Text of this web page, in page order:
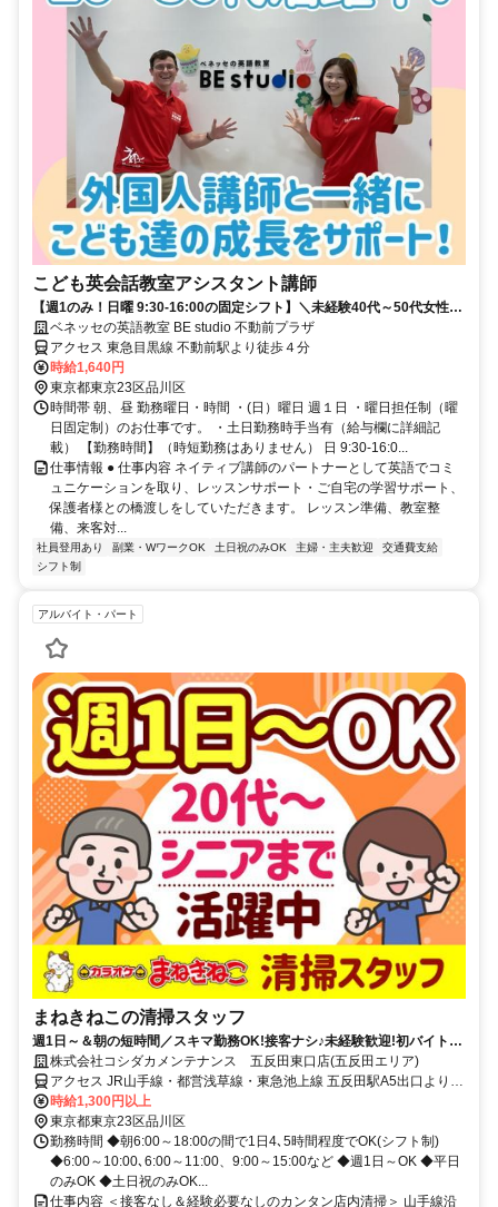
こども英会話教室アシスタント講師
【週1のみ！日曜 9:30-16:00の固定シフト】＼未経験40代～50代女性中
心に活躍する職場です／
ベネッセの英語教室 BE studio 不動前プラザ
アクセス 東急目黒線 不動前駅より徒歩４分
時給1,640円
東京都東京23区品川区
時間帯 朝、昼 勤務曜日・時間 ・(日）曜日 週１日 ・曜日担任制（曜
日固定制）のお仕事です。 ・土日勤務時手当有（給与欄に詳細記
載） 【勤務時間】（時短勤務はありません） 日 9:30-16:0...
仕事情報 ● 仕事内容 ネイティブ講師のパートナーとして英語でコミ
ュニケーションを取り、レッスンサポート・ご自宅の学習サポート、
保護者様との橋渡しをしていただきます。 レッスン準備、教室整
備、来客対...
社員登用あり 副業・WワークOK 土日祝のみOK 主婦・主夫歓迎
交通費支給
シフト制
アルバイト・パート
まねきねこの清掃スタッフ
週1日～＆朝の短時間／スキマ勤務OK!接客ナシ♪未経験歓迎!初バイト・
初パートにもピッタリ★簡単もくもくお掃除専属スタッフ!
株式会社コシダカメンテナンス 五反田東口店(五反田エリア)
アクセス JR山手線・都営浅草線・東急池上線 五反田駅A5出口より徒
歩1分
時給1,300円以上
東京都東京23区品川区
勤務時間 ◆朝6:00～18:00の間で1日4､5時間程度でOK(シフト制)
◆6:00～10:00､6:00～11:00、9:00～15:00など ◆週1日～OK ◆平日
のみOK ◆土日祝のみOK...
仕事内容 ＜接客なし＆経験必要なしのカンタン店内清掃＞ 山手線沿